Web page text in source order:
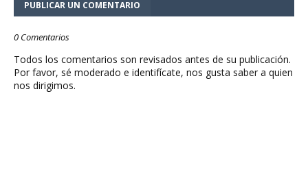
PUBLICAR UN COMENTARIO
0 Comentarios
Todos los comentarios son revisados antes de su publicación.
Por favor, sé moderado e identifícate, nos gusta saber a quien
nos dirigimos.